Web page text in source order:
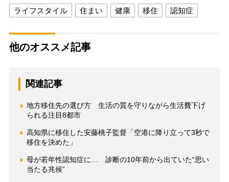
ライフスタイル 住まい 健康 移住 認知症
他のオススメ記事
関連記事
地方移住先の選び方 生活の質を守りながら生活費下げ
られる注目8都市
高知県に移住した安藤桃子監督「空港に降り立って3秒で
移住を決めた」
母が若年性認知症に… 診断の10年前から出ていた“思い
当たる兆候”